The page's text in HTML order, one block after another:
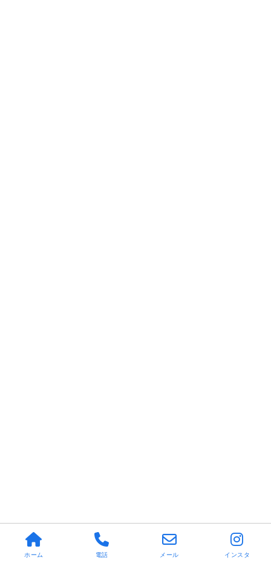
ホーム 電話 メール インスタ